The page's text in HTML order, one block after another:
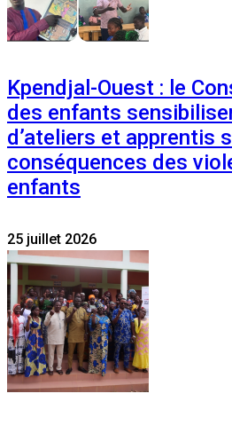
Kpendjal-Ouest : le
des enfants
d’ateliers et apprentis
conséquences des
enfants
25 juillet 2026